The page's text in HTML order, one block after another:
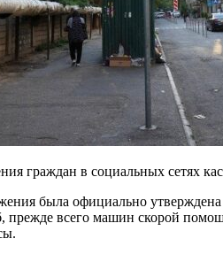
граждан в социальных сетях
была официально
прежде всего машин скорой